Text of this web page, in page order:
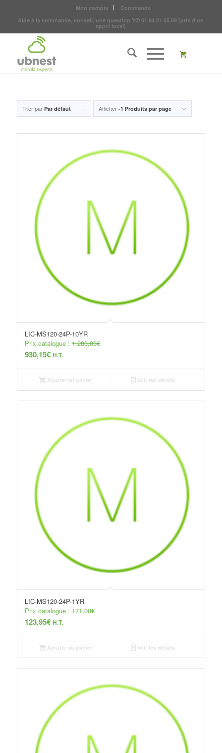
Mon compte
Commande
Aide à la commande, conseil, une question ?✆ 01 84 21 85 89 (prix d'un
appel local)
Trier par Par défaut Afficher -1 Produits par page
LIC-MS120-24P-10YR
Prix catalogue :1.283,00€
930,15€ H.T.
Ajouter au panier Voir les détails
LIC-MS120-24P-1YR
Prix catalogue :171,00€
123,95€ H.T.
Ajouter au panier Voir les détails